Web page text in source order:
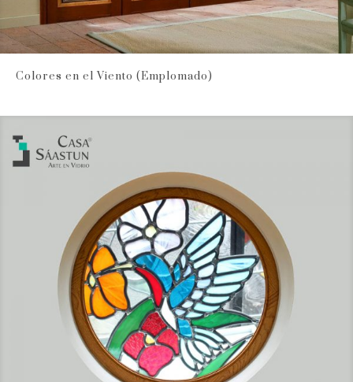
Colores en el Viento (Emplomado)